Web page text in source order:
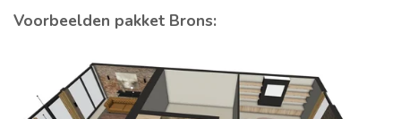
Voorbeelden pakket Brons: